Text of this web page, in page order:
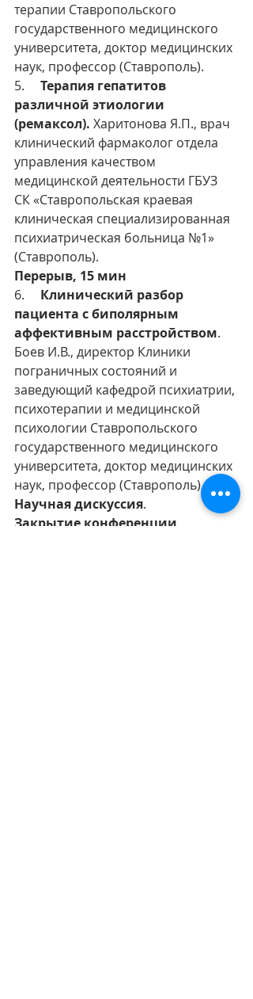
терапии Ставропольского
государственного медицинского
университета, доктор медицинских
наук, профессор (Ставрополь).
5. Терапия гепатитов
различной этиологии
(ремаксол). Харитонова Я.П., врач
клинический фармаколог отдела
управления качеством
медицинской деятельности ГБУЗ
СК «Ставропольская краевая
клиническая специализированная
психиатрическая больница №1»
(Ставрополь).
Перерыв, 15 мин
6. Клинический разбор
пациента с биполярным
аффективным расстройством.
Боев И.В., директор Клиники
пограничных состояний и
заведующий кафедрой психиатрии,
психотерапии и медицинской
психологии Ставропольского
государственного медицинского
университета, доктор медицинских
наук, профессор (Ставрополь).
Научная дискуссия.
Закрытие конференции